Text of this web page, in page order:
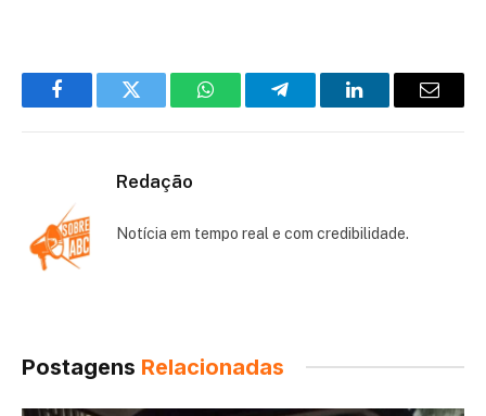
FacebookTwitter WhatsAppTelegramLinkedInEmail
Redação
Notícia em tempo real e com credibilidade.
Postagens Relacionadas